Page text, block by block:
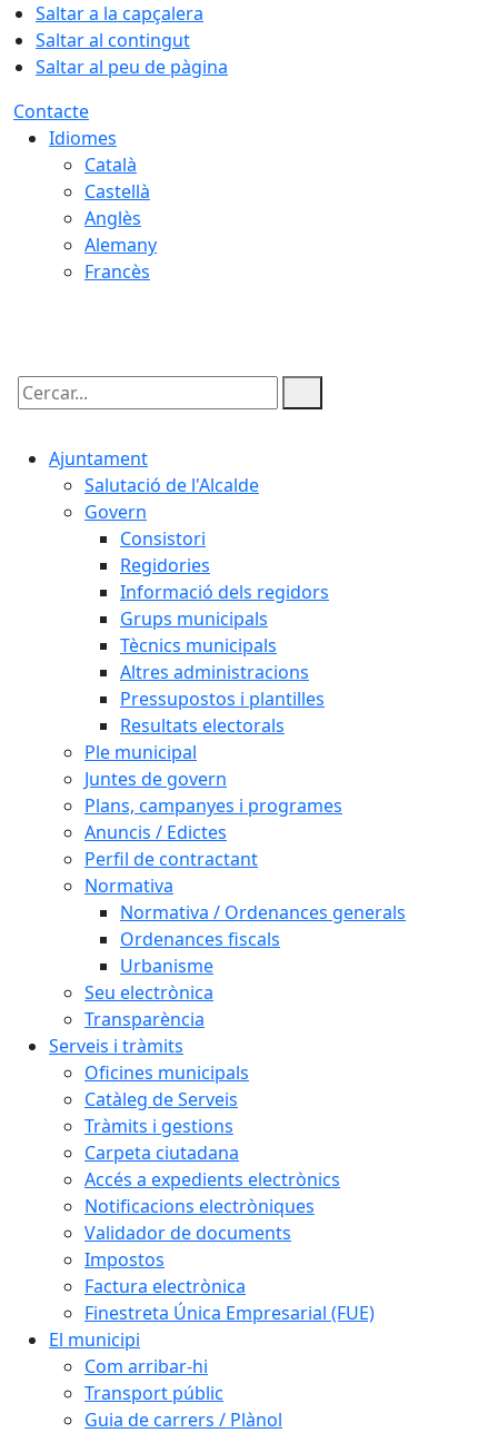
Saltar a la capçalera
Saltar al contingut
Saltar al peu de pàgina
Contacte
Idiomes
Català
Castellà
Anglès
Alemany
Francès
Cercar:
Ajuntament
Salutació de l'Alcalde
Govern
Consistori
Regidories
Informació dels regidors
Grups municipals
Tècnics municipals
Altres administracions
Pressupostos i plantilles
Resultats electorals
Ple municipal
Juntes de govern
Plans, campanyes i programes
Anuncis / Edictes
Perfil de contractant
Normativa
Normativa / Ordenances generals
Ordenances fiscals
Urbanisme
Seu electrònica
Transparència
Serveis i tràmits
Oficines municipals
Catàleg de Serveis
Tràmits i gestions
Carpeta ciutadana
Accés a expedients electrònics
Notificacions electròniques
Validador de documents
Impostos
Factura electrònica
Finestreta Única Empresarial (FUE)
El municipi
Com arribar-hi
Transport públic
Guia de carrers / Plànol